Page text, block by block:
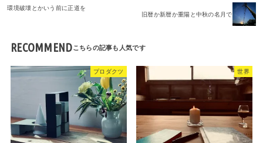
環境破壊とかいう前に正道を
旧暦か新暦か重陽と中秋の名月で
RECOMMEND
プロダクツ 世界